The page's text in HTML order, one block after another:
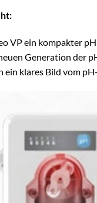
VP ein kompakter
Generation der
ein klares Bild vom